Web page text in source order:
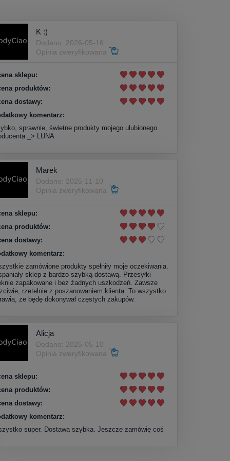
K :)
Dodano: 2026-05-16
Opinia zweryfikowana
sklepu:
produktów:
dostawy:
komentarz:
sprawnie, świetne produkty mojego ulubionego
_> LUNA
Marek
Dodano: 2025-11-10
Opinia zweryfikowana
sklepu:
produktów:
dostawy:
komentarz:
zamówione produkty spełniły moje oczekiwania.
sklep z bardzo szybką dostawą. Przesyłki
zapakowane i bez żadnych uszkodzeń. Zawsze
rzetelnie z poszanowaniem klienta. To wszystko
że będę dokonywał częstych zakupów.
Alicja
Dodano: 2025-05-10
Opinia zweryfikowana
sklepu:
produktów:
dostawy:
komentarz:
super. Dostawa szybka. Jeszcze zamówię coś